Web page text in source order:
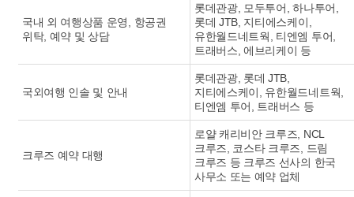
국내 외 여행상품 운영, 항공권
위탁, 예약 및 상담
롯데관광, 모두투어, 하나투어,
롯데 JTB, 지티에스케이,
유한월드네트웍, 티엔엠 투어,
트래버스, 에브리케이 등
국외여행 인솔 및 안내
롯데관광, 롯데 JTB,
지티에스케이, 유한월드네트웍,
티엔엠 투어, 트래버스 등
크루즈 예약 대행
로얄 캐리비안 크루즈, NCL
크루즈, 코스타 크루즈, 드림
크루즈 등 크루즈 선사의 한국
사무소 또는 예약 업체